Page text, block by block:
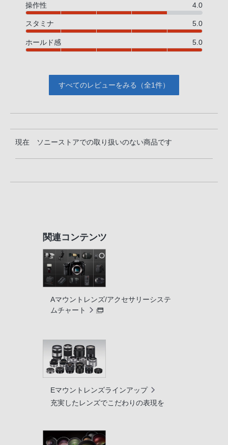
操作性 4.0
スタミナ 5.0
ホールド感 5.0
すべてのレビューをみる（全1件）
現在 ソニーストアでの取り扱いのない商品です
関連コンテンツ
Aマウントレンズ/アクセサリーシステ
ムチャート
Eマウントレンズラインアップ
充実したレンズでこだわりの表現を